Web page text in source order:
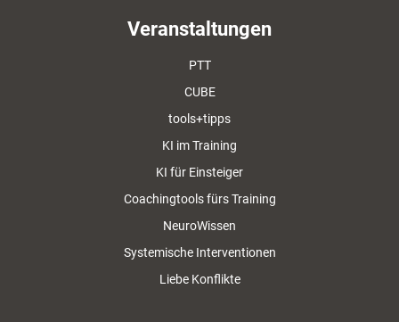
Veranstaltungen
PTT
CUBE
tools+tipps
KI im Training
KI für Einsteiger
Coachingtools fürs Training
NeuroWissen
Systemische Interventionen
Liebe Konflikte